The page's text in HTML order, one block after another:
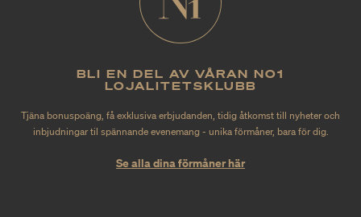
BLI EN DEL AV VÅRAN NO1
LOJALITETSKLUBB
Tjäna bonuspoäng, få exklusiva erbjudanden, tidig åtkomst till nyheter och
inbjudningar til spännande evenemang - unika förmåner, bara för dig.
Se alla dina förmåner här